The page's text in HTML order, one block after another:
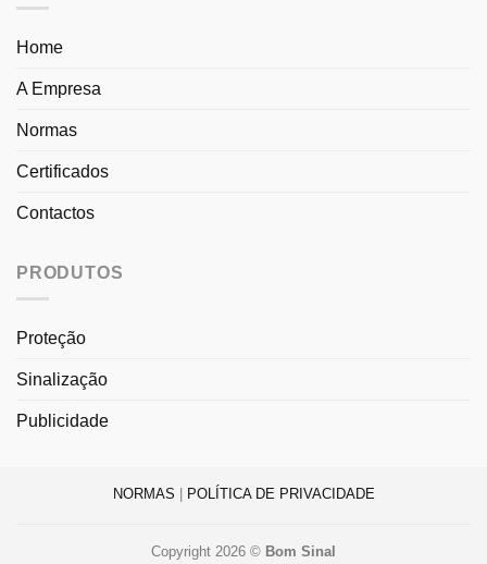
Home
A Empresa
Normas
Certificados
Contactos
PRODUTOS
Proteção
Sinalização
Publicidade
NORMAS POLÍTICA DE PRIVACIDADE
Copyright 2026 © Bom Sinal